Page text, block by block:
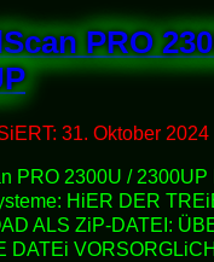
PRO
31. Oktober 2024
PRO 2300U / 2300UP
HiER DER
ALS ZiP-DATEI:
DATEi